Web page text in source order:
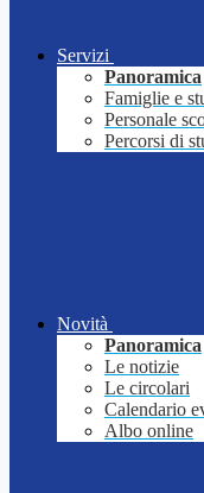
Servizi
Panoramica
Famiglie e
Personale
Percorsi di
Novità
Panoramica
Le notizie
Le circolari
Calendario
Albo online